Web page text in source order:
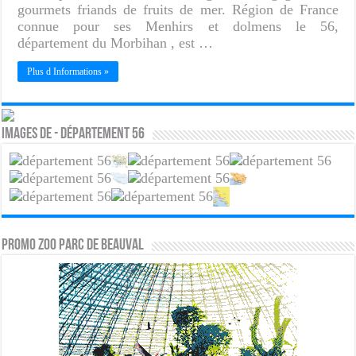
gourmets friands de fruits de mer. Région de France
connue pour ses Menhirs et dolmens le 56,
département du Morbihan , est …
Plus d Informations »
Images de - Département 56
PROMO ZOO PARC DE BEAUVAL